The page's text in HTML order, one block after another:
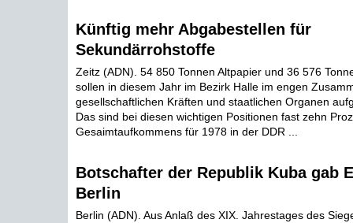
Künftig mehr Abgabestellen für
Sekundärrohstoffe
Zeitz (ADN). 54 850 Tonnen Altpapier und 36 576
sollen in diesem Jahr im Bezirk Halle im engen
gesellschaftlichen Kräften und staatlichen Organen
Das sind bei diesen wichtigen Positionen fast zehn
Gesaimtaufkommens für 1978 in der DDR ...
Botschafter der Republik Kuba gab
Berlin
Berlin (ADN). Aus Anlaß des XIX. Jahrestages des